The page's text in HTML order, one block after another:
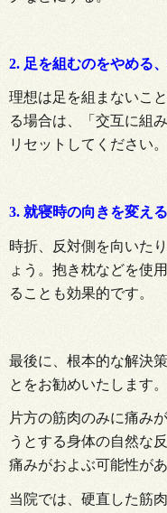
2. 足を組むのをやめる
理想は足を組まないこ
る場合は、「交互に組
リセットしてください。
3. 就寝時の向きを変える
時折、反対側を向いた
ょう。抱き枕などを使
ることも効果的です。
最後に、根本的な解決
とをお勧めいたします。
片方の筋肉のみに痛み
うとする身体の自然な
痛みがおよぶ可能性があ
当院では、硬直した筋